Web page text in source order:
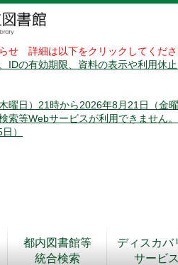
せ 詳細は以下をクリックしてくださ
IDの有効期限、資料の表示や利用休
曜日）21時から2026年8月21日（金
索等Webサービスが利用できません。
）
都内図書館等
統合検索
ディスカバ
サービス